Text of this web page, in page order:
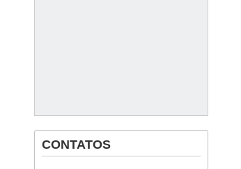
CONTATOS